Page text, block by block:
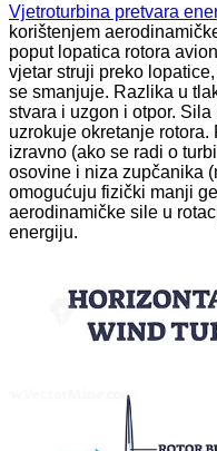
Vjetroturbina pretvara
korištenjem
poput lopatica rotora
vjetar struji preko
se smanjuje. Razlika u
stvara i uzgon i otpor.
uzrokuje okretanje
izravno (ako se radi o
osovine i niza zupčanika
omogućuju fizički manji
aerodinamičke sile u
energiju.